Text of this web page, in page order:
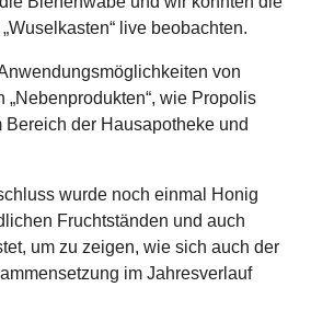
live beobachten.
von
„Nebenprodukten“, wie Propolis
der Hausapotheke und
wurde noch einmal Honig
Fruchtständen und auch
um zu zeigen, wie sich auch der
im Jahresverlauf